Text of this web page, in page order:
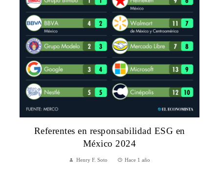
Referentes en responsabilidad ESG en
México 2024
Henry F. Soto Hace 1 año